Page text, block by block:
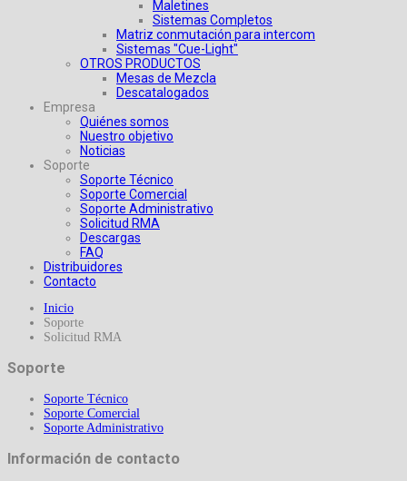
Maletines
Sistemas Completos
Matriz conmutación para intercom
Sistemas "Cue-Light"
OTROS PRODUCTOS
Mesas de Mezcla
Descatalogados
Empresa
Quiénes somos
Nuestro objetivo
Noticias
Soporte
Soporte Técnico
Soporte Comercial
Soporte Administrativo
Solicitud RMA
Descargas
FAQ
Distribuidores
Contacto
Inicio
Soporte
Solicitud RMA
Soporte
Soporte Técnico
Soporte Comercial
Soporte Administrativo
Información de contacto